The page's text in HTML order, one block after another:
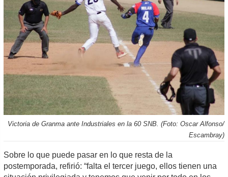
Victoria de Granma ante Industriales en la 60 SNB. (Foto: Oscar Alfonso/
Escambray)
Sobre lo que puede pasar en lo que resta de la
postemporada, refirió: “falta el tercer juego, ellos tienen una